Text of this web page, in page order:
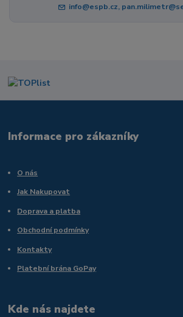
info@espb.cz,
Informace pro zákazníky
O nás
Jak Nakupovat
Doprava a platba
Obchodní podmínky
Kontakty
Platební brána GoPay
Kde nás najdete